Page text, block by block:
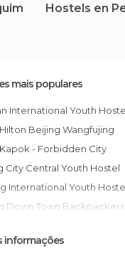
Hostels en
mais populares
International Youth
Hilton Beijing Wangfujing
Kapok - Forbidden City
City Central Youth Hostel
International Youth
Down Town Backpackers
Yard Hostel
informações